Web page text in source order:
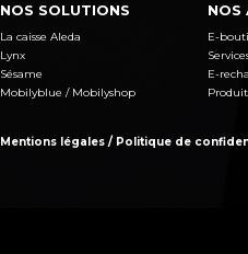
NOS SOLUTIONS
La caisse Aleda
Lynx
Sésame
Mobilyblue / Mobilyshop
NOS
E-
E-
Mentions légales / Politique de